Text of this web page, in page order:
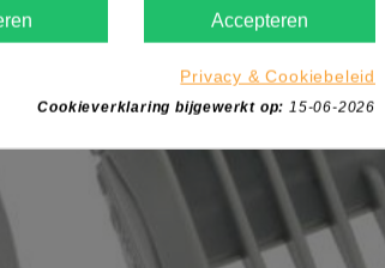
Accepteren
Privacy & Cookiebeleid
Cookieverklaring bijgewerkt op: 15-06-2026